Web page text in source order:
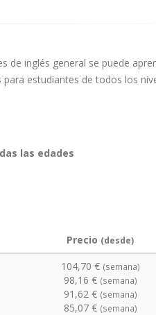
de inglés general se puede
estudiantes de todos los
las edades
Precio (desde)
104,70 € (semana)
98,16 € (semana)
91,62 € (semana)
85,07 € (semana)